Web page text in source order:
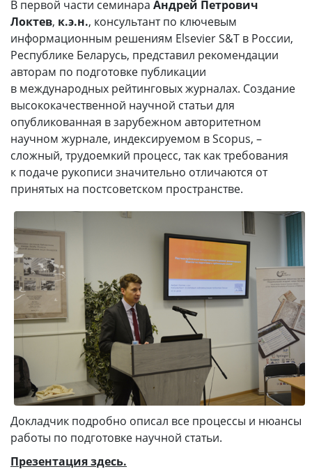
В первой части семинара Андрей Петрович
Локтев, к.э.н., консультант по ключевым
информационным решениям Elsevier S&T в России,
Республике Беларусь, представил рекомендации
авторам по подготовке публикации
в международных рейтинговых журналах. Создание
высококачественной научной статьи для
опубликованная в зарубежном авторитетном
научном журнале, индексируемом в Scopus, –
сложный, трудоемкий процесс, так как требования
к подаче рукописи значительно отличаются от
принятых на постсоветском пространстве.
Докладчик подробно описал все процессы и нюансы
работы по подготовке научной статьи.
Презентация здесь.